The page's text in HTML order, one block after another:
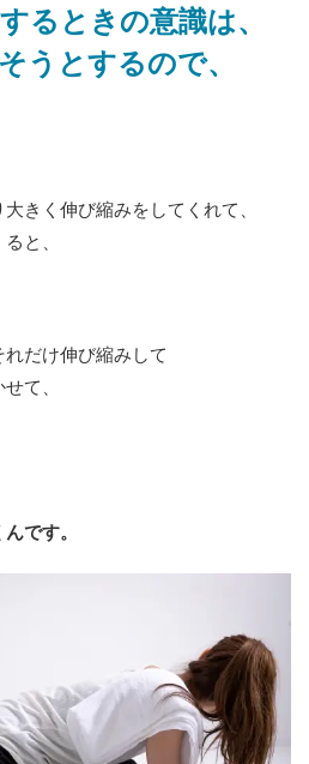
るときの意識は、
うとするので、
きく伸び縮みをしてくれて、
と、
だけ伸び縮みして
て、
です。